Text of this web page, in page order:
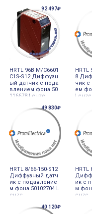
92 497₽
HRTL 96B M/C6601
C1S-S12 Диффузн
ый датчик с пода
влением фона 50
116678 Leuze
HRTL
8
чик с
ем
Leuze
49 830₽
HRTL 8/66-150-S12
Диффузный датч
ик с подавление
м фона 50102704 L
euze
HRTL
ик с
м
euze
40 120₽